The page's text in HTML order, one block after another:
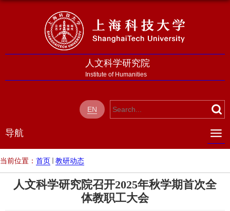
人文科学研究院
Institute of Humanities
EN
导航
当前位置： 首页 教研动态
人文科学研究院召开2025年秋学期首次全
体教职工大会